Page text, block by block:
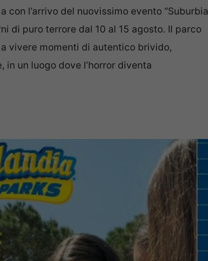
l’arrivo del nuovissimo evento “Suburbia
di puro terrore dal 10 al 15 agosto. Il parco
vivere momenti di autentico brivido,
un luogo dove l’horror diventa